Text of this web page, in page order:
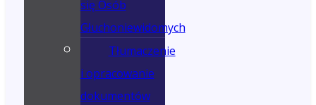
się Osób
Głuchoniewidomych
Tłumaczenie
i opracowanie
dokumentów